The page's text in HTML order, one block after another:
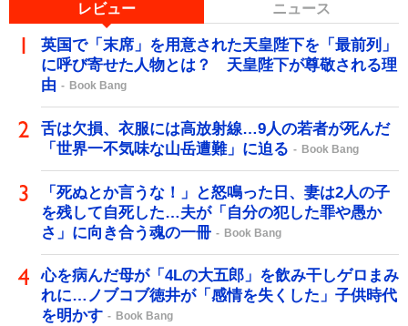
レビュー ニュース
英国で「末席」を用意された天皇陛下を「最前列」
に呼び寄せた人物とは？ 天皇陛下が尊敬される理
由
Book Bang
舌は欠損、衣服には高放射線…9人の若者が死んだ
「世界一不気味な山岳遭難」に迫る
Book Bang
「死ぬとか言うな！」と怒鳴った日、妻は2人の子
を残して自死した…夫が「自分の犯した罪や愚か
さ」に向き合う魂の一冊
Book Bang
心を病んだ母が「4Lの大五郎」を飲み干しゲロまみ
れに…ノブコブ徳井が「感情を失くした」子供時代
を明かす
Book Bang